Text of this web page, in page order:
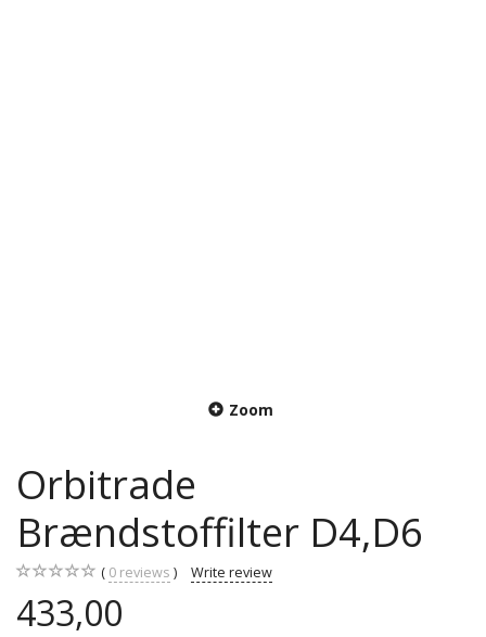
Zoom
Orbitrade
Brændstoffilter D4,D6
0 reviews Write review
433,00